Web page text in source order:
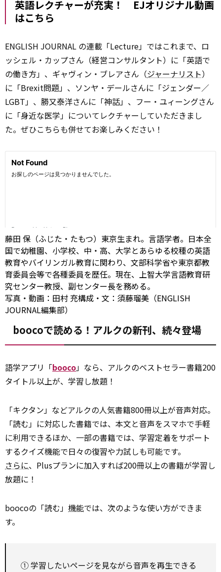
英語レクチャーが充実！ EJオリジナル動画
はこちら
ENGLISH JOURNAL の連載「Lecture」ではこれまで、ロ
ッシェル・カップさん（経営コンサルタント）に「英語で
の働き方」、ギャヴィン・ブレアさん（ジャーナリスト）
に「Brexit問題」、ソンヤ・デールさんに「ジェンダー／
LGBT」、勝又泰洋さんに「神話」、フー・ユィーングさん
に「身近な医学」についてレクチャーしていただきまし
た。ぜひこちらも併せてお楽しみください！
藤田 保（ふじた・たもつ）東京生まれ。言語学者。日本全
国で幼稚園、小学校、中・高、大学とあらゆる校種の英語
教育やバイリンガル教育に関わり、文部科学省や東京都教
育委員会等で各種委員を歴任。現在、上智大学言語教育研
究センター教授、副センター長を務める。
写真・動画：田村 充構成・文：須藤瑠美（ENGLISH
JOURNAL編集部）
boocoで読める！アルクの新刊、続々登場
語学アプリ「booco」なら、アルクのベストセラー書籍200
タイトル以上が、学習し放題！
「キクタン」などアルクの人気書籍800冊以上が音声対応。
「読む」に対応した書籍では、本文と音声をスマホで手軽
に利用できるほか、一部の書籍では、学習定着をサポート
するクイズ機能で日々の復習や力試しも可能です。
さらに、Plusプランに加入すれば200冊以上の書籍が学習し
放題に！
boocoの「読む」 機能では、次のような使い方ができま
す。
① 学習したいページを見ながら音声を再生できる